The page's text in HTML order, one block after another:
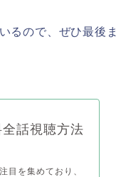
るので、ぜひ最後ま
話視聴方法
目を集めており、